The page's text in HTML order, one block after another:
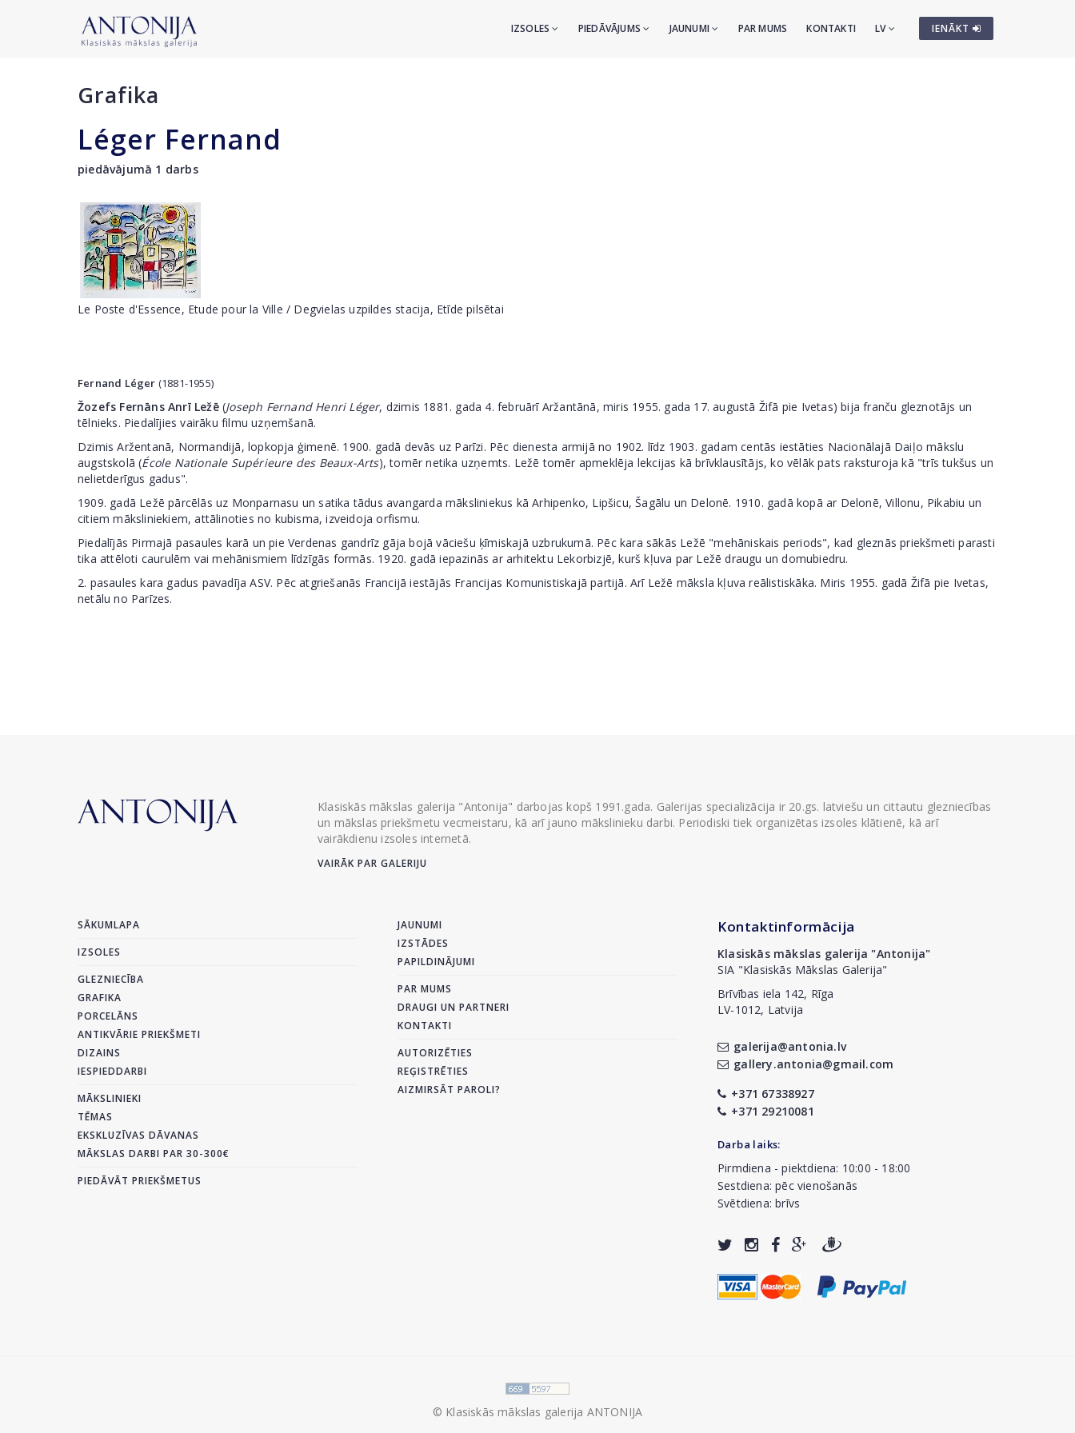
IENĀKT
IZSOLES PIEDĀVĀJUMS JAUNUMI PAR MUMS KONTAKTI LV
Grafika
Léger Fernand
piedāvājumā 1 darbs
Le Poste d'Essence, Etude pour la Ville / Degvielas uzpildes stacija, Etīde pilsētai
Fernand Léger (1881-1955)
Žozefs Fernāns Anrī Ležē(Joseph Fernand Henri Léger, dzimis 1881. gada 4. februārī Aržantānā, miris 1955. gada 17. augustā Žifā pie Ivetas) bija franču gleznotājs un
tēlnieks. Piedalījies vairāku filmu uzņemšanā.
Dzimis Aržentanā, Normandijā, lopkopja ģimenē. 1900. gadā devās uz Parīzi. Pēc dienesta armijā no 1902. līdz 1903. gadam centās iestāties Nacionālajā Daiļo mākslu
augstskolā (École Nationale Supérieure des Beaux-Arts), tomēr netika uzņemts. Ležē tomēr apmeklēja lekcijas kā brīvklausītājs, ko vēlāk pats raksturoja kā "trīs tukšus un
nelietderīgus gadus".
1909. gadā Ležē pārcēlās uz Monparnasu un satika tādus avangarda māksliniekus kā Arhipenko, Lipšicu, Šagālu un Delonē. 1910. gadā kopā ar Delonē, Villonu, Pikabiu un
citiem māksliniekiem, attālinoties no kubisma, izveidoja orfismu.
Piedalījās Pirmajā pasaules karā un pie Verdenas gandrīz gāja bojā vāciešu ķīmiskajā uzbrukumā. Pēc kara sākās Ležē "mehāniskais periods", kad gleznās priekšmeti parasti
tika attēloti caurulēm vai mehānismiem līdzīgās formās. 1920. gadā iepazinās ar arhitektu Lekorbizjē, kurš kļuva par Ležē draugu un domubiedru.
2. pasaules kara gadus pavadīja ASV. Pēc atgriešanās Francijā iestājās Francijas Komunistiskajā partijā. Arī Ležē māksla kļuva reālistiskāka. Miris 1955. gadā Žifā pie Ivetas,
netālu no Parīzes.
Klasiskās mākslas galerija "Antonija" darbojas kopš 1991.gada. Galerijas specializācija ir 20.gs. latviešu un cittautu glezniecības
un mākslas priekšmetu vecmeistaru, kā arī jauno mākslinieku darbi. Periodiski tiek organizētas izsoles klātienē, kā arī
vairākdienu izsoles internetā.
VAIRĀK PAR GALERIJU
SĀKUMLAPA
IZSOLES
GLEZNIECĪBA
GRAFIKA
PORCELĀNS
ANTIKVĀRIE PRIEKŠMETI
DIZAINS
IESPIEDDARBI
MĀKSLINIEKI
TĒMAS
EKSKLUZĪVAS DĀVANAS
MĀKSLAS DARBI PAR 30-300€
PIEDĀVĀT PRIEKŠMETUS
JAUNUMI
IZSTĀDES
PAPILDINĀJUMI
PAR MUMS
DRAUGI UN PARTNERI
KONTAKTI
AUTORIZĒTIES
REĢISTRĒTIES
AIZMIRSĀT PAROLI?
Kontaktinformācija
Klasiskās mākslas galerija "Antonija"
SIA "Klasiskās Mākslas Galerija"
Brīvības iela 142, Rīga
LV-1012, Latvija
galerija@antonia.lv
gallery.antonia@gmail.com
+371 67338927
+371 29210081
Darba laiks:
Pirmdiena - piektdiena: 10:00 - 18:00
Sestdiena: pēc vienošanās
Svētdiena: brīvs
© Klasiskās mākslas galerija ANTONIJA